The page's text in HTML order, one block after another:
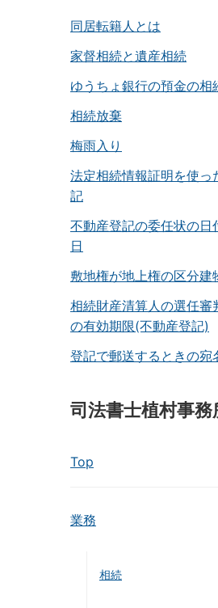
同居転籍人とは
家督相続と遺産相続
ゆうちょ銀行の預金の相
相続放棄
梅雨入り
法定相続情報証明を使っ
記
不動産登記の委任状の日
日
敷地権が地上権の区分建
相続財産清算人の選任審
の有効期限(不動産登記)
登記で郵送するときの宛
司法書士植村事務
Top
業務
相続